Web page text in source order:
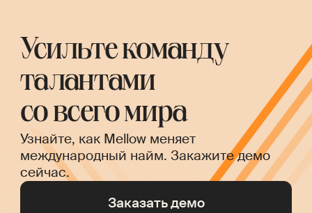
Усильте команду
талантами
со всего мира
Узнайте, как Mellow меняет
международный найм. Закажите демо
сейчас.
Заказать демо